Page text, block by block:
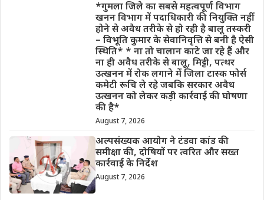
*गुमला जिले का सबसे महत्वपूर्ण विभाग
खनन विभाग में पदाधिकारी की नियुक्ति नहीं
होने से अवैध तरीके से हो रही है बालू तस्करी
– विभूति कुमार के सेवानिवृत्ति से बनी है ऐसी
स्थिति* * ना तो चालान काटे जा रहे हैं और
ना ही अवैध तरीके से बालू, मिट्टी, पत्थर
उत्खनन में रोक लगाने में जिला टास्क फोर्स
कमेटी रूचि ले रहे जबकि सरकार अवैध
उत्खनन को लेकर कड़ी कार्रवाई की घोषणा
की है*
August 7, 2026
अल्पसंख्यक आयोग ने टंडवा कांड की
समीक्षा की, दोषियों पर त्वरित और सख्त
कार्रवाई के निर्देश
August 7, 2026